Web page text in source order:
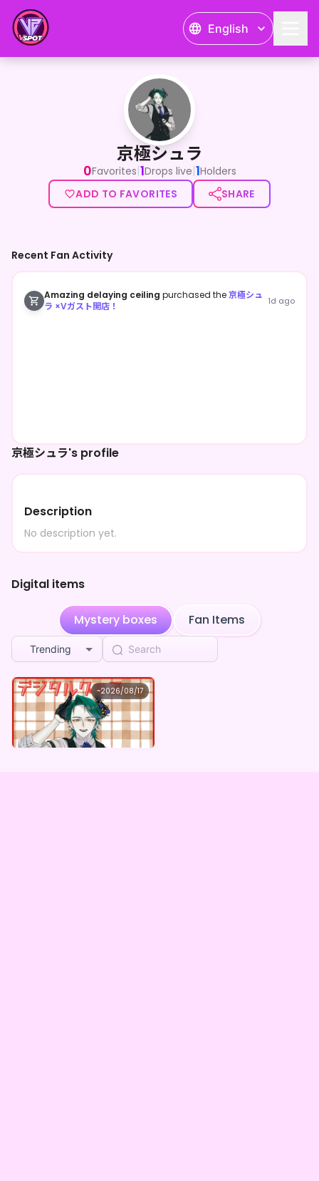
English
京極シュラ
京極シュラ
0Favorites|1Drops live|1Holders
ADD TO FAVORITES
SHARE
京極シュラ's profile
Description
No description yet.
Digital items
Mystery boxes Fan Items
Trending
~2026/08/17
京極シュラ
京極シュラ ×Vガスト開店！
Lowest price
¥1,100 Purchase Here
Recent Fan Activity
Amazing delaying ceiling purchased the京極シュ
ラ ×Vガスト開店！
1d ago